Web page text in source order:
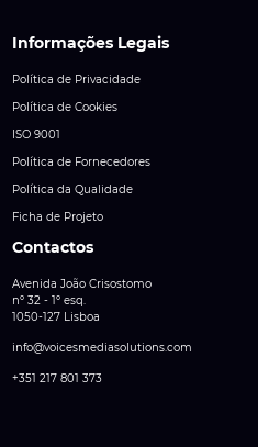
Informações Legais
Política de Privacidade
Política de Cookies
ISO 9001
Política de Fornecedores
Política da Qualidade
Ficha de Projeto
Contactos
Avenida João Crisostomo
nº 32 - 1º esq.
1050-127 Lisboa
info@voicesmediasolutions.com
+351 217 801 373